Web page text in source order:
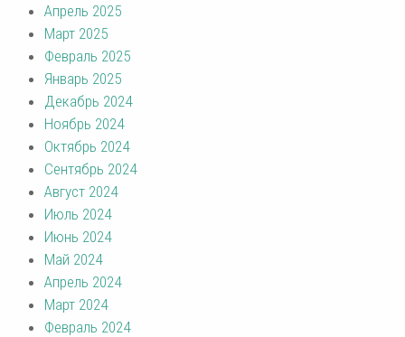
Апрель 2025
Март 2025
Февраль 2025
Январь 2025
Декабрь 2024
Ноябрь 2024
Октябрь 2024
Сентябрь 2024
Август 2024
Июль 2024
Июнь 2024
Май 2024
Апрель 2024
Март 2024
Февраль 2024